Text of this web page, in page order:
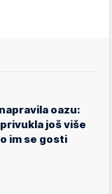
oazu:
još više
im se gosti